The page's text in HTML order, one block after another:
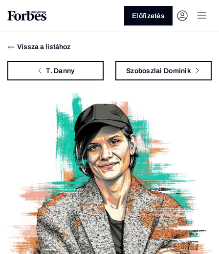
Vagy fedezze fel a következő
témákat
Üzlet Pénz Zöld Legyél jobb!
Előfizetés
Vissza a listához
T. Danny Szoboszlai Dominik